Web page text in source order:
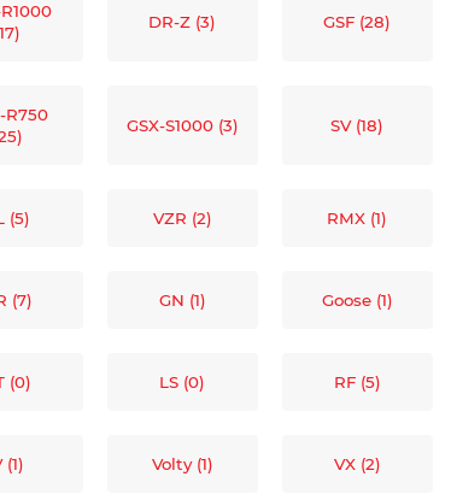
DR-Z (3) GSF (28)
R750
GSX-S1000 (3) SV (18)
(5) VZR (2) RMX (1)
(7) GN (1) Goose (1)
(0) LS (0) RF (5)
(1) Volty (1) VX (2)